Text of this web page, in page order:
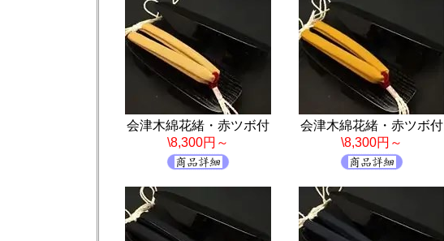
会津木綿花緒・赤ツボ付
\8,300円～
会津木綿花緒・赤ツボ付
\8,300円～